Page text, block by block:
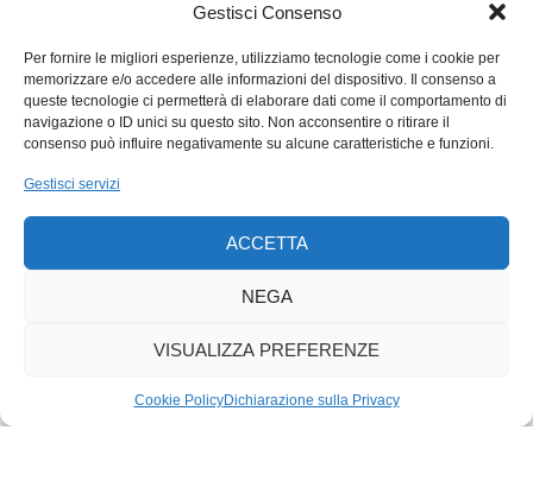
Gestisci Consenso
Per fornire le migliori esperienze, utilizziamo tecnologie come i cookie per
memorizzare e/o accedere alle informazioni del dispositivo. Il consenso a
queste tecnologie ci permetterà di elaborare dati come il comportamento di
navigazione o ID unici su questo sito. Non acconsentire o ritirare il
consenso può influire negativamente su alcune caratteristiche e funzioni.
Gestisci servizi
ACCETTA
NEGA
VISUALIZZA PREFERENZE
Cookie PolicyDichiarazione sulla Privacy